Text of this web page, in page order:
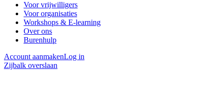
Voor vrijwilligers
Voor organisaties
Workshops & E-learning
Over ons
Burenhulp
Account aanmakenLog in
Zijbalk overslaan